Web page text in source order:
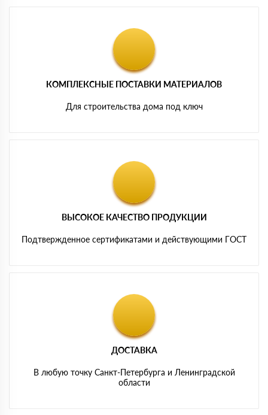
КОМПЛЕКСНЫЕ ПОСТАВКИ МАТЕРИАЛОВ
Для строительства дома под ключ
ВЫСОКОЕ КАЧЕСТВО ПРОДУКЦИИ
Подтвержденное сертификатами и действующими ГОСТ
ДОСТАВКА
В любую точку Санкт-Петербурга и Ленинградской
области